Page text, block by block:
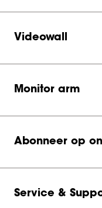
Videowall
Monitor arm
Abonneer op
Service &